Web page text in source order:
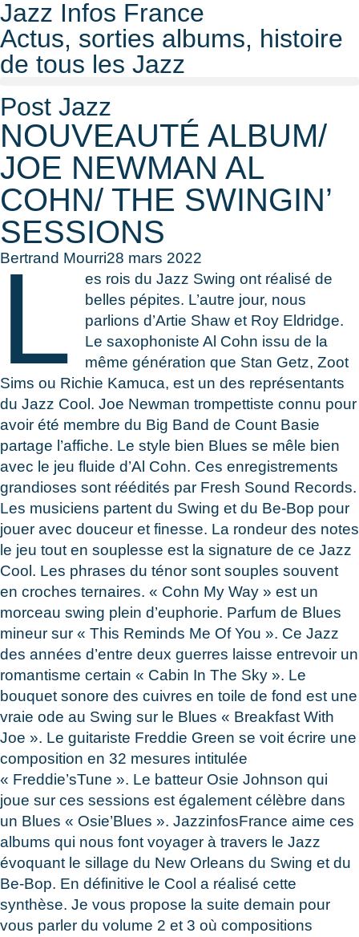
Jazz Infos France
Actus, sorties albums, histoire
de tous les Jazz
Post Jazz
NOUVEAUTÉ ALBUM/
JOE NEWMAN AL
COHN/ THE SWINGIN’
SESSIONS
Bertrand Mourri28 mars 2022
L
es rois du Jazz Swing ont réalisé de
belles pépites. L’autre jour, nous
parlions d’Artie Shaw et Roy Eldridge.
Le saxophoniste Al Cohn issu de la
même génération que Stan Getz, Zoot
Sims ou Richie Kamuca, est un des représentants
du Jazz Cool. Joe Newman trompettiste connu pour
avoir été membre du Big Band de Count Basie
partage l’affiche. Le style bien Blues se mêle bien
avec le jeu fluide d’Al Cohn. Ces enregistrements
grandioses sont réédités par Fresh Sound Records.
Les musiciens partent du Swing et du Be-Bop pour
jouer avec douceur et finesse. La rondeur des notes
le jeu tout en souplesse est la signature de ce Jazz
Cool. Les phrases du ténor sont souples souvent
en croches ternaires. « Cohn My Way » est un
morceau swing plein d’euphorie. Parfum de Blues
mineur sur « This Reminds Me Of You ». Ce Jazz
des années d’entre deux guerres laisse entrevoir un
romantisme certain « Cabin In The Sky ». Le
bouquet sonore des cuivres en toile de fond est une
vraie ode au Swing sur le Blues « Breakfast With
Joe ». Le guitariste Freddie Green se voit écrire une
composition en 32 mesures intitulée
« Freddie’sTune ». Le batteur Osie Johnson qui
joue sur ces sessions est également célèbre dans
un Blues « Osie’Blues ». JazzinfosFrance aime ces
albums qui nous font voyager à travers le Jazz
évoquant le sillage du New Orleans du Swing et du
Be-Bop. En définitive le Cool a réalisé cette
synthèse. Je vous propose la suite demain pour
vous parler du volume 2 et 3 où compositions